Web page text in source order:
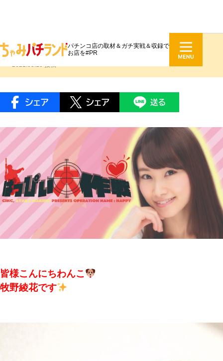
パチンコ店の取材＆ガチ実戦＆収録で
お店を#PR
牧野綾花 #063『おうち時間 』
2021.08.10 投稿
皆様こんにちわんこ
牧野綾花です